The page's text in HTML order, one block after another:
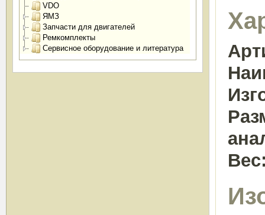
VDO
ЯМЗ
Запчасти для двигателей
Ремкомплекты
Сервисное оборудование и литература